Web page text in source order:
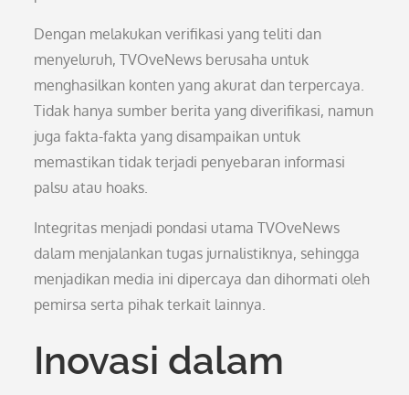
Dengan melakukan verifikasi yang teliti dan
menyeluruh, TVOveNews berusaha untuk
menghasilkan konten yang akurat dan terpercaya.
Tidak hanya sumber berita yang diverifikasi, namun
juga fakta-fakta yang disampaikan untuk
memastikan tidak terjadi penyebaran informasi
palsu atau hoaks.
Integritas menjadi pondasi utama TVOveNews
dalam menjalankan tugas jurnalistiknya, sehingga
menjadikan media ini dipercaya dan dihormati oleh
pemirsa serta pihak terkait lainnya.
Inovasi dalam